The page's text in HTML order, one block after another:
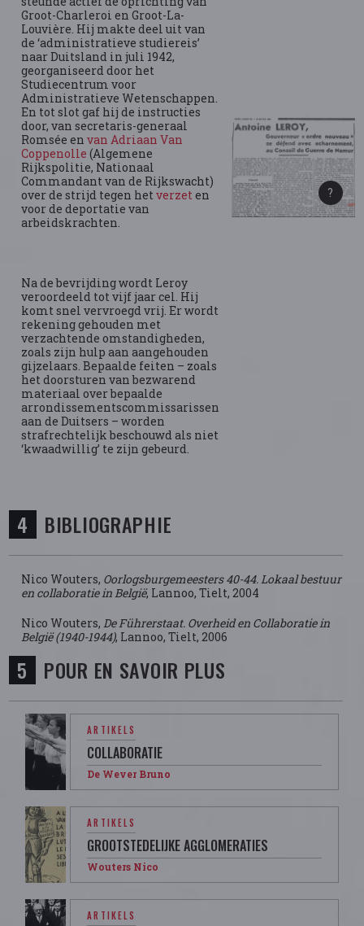
Groot-Charleroi en Groot-La-
Louvière. Hij makte deel uit van
de ‘administratieve studiereis’
naar Duitsland in juli 1942,
georganiseerd door het
Studiecentrum voor
Administratieve Wetenschappen.
En tot slot gaf hij de instructies
door, van secretaris-generaal
Romsée envan Adriaan Van
Coppenolle (Algemene
Rijkspolitie, Nationaal
Commandant van de Rijkswacht)
over de strijd tegen hetverzeten
voor de deportatie van
arbeidskrachten.
Na de bevrijding wordt Leroy
veroordeeld tot vijf jaar cel. Hij
komt snel vervroegd vrij. Er wordt
rekening gehouden met
verzachtende omstandigheden,
zoals zijn hulp aan aangehouden
gijzelaars. Bepaalde feiten – zoals
het doorsturen van bezwarend
materiaal over bepaalde
arrondissementscommissarissen
aan de Duitsers – worden
strafrechtelijk beschouwd als niet
‘kwaadwillig’ te zijn gebeurd.
BIBLIOGRAPHIE
Nico Wouters, Oorlogsburgemeesters 40-44. Lokaal bestuur
en collaboratie in België, Lannoo, Tielt, 2004
Nico Wouters,De Führerstaat. Overheid en Collaboratie in
België (1940-1944), Lannoo, Tielt, 2006
POUR EN SAVOIR PLUS
ARTIKELS
COLLABORATIE
De Wever Bruno
ARTIKELS
GROOTSTEDELIJKE AGGLOMERATIES
Wouters Nico
ARTIKELS